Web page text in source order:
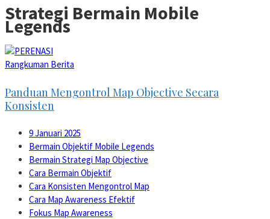
Strategi Bermain Mobile
Legends
Rangkuman Berita
Panduan Mengontrol Map Objective Secara
Konsisten
9 Januari 2025
Bermain Objektif Mobile Legends
Bermain Strategi Map Objective
Cara Bermain Objektif
Cara Konsisten Mengontrol Map
Cara Map Awareness Efektif
Fokus Map Awareness